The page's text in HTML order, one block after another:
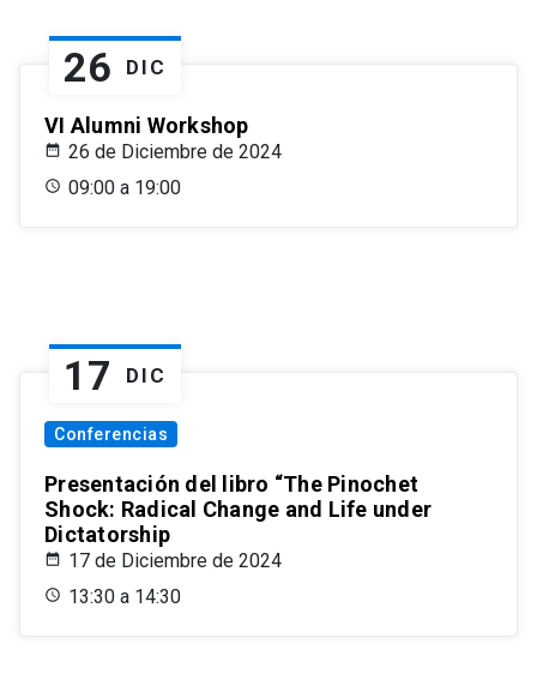
26 DIC
VI Alumni Workshop
26 de Diciembre de 2024
09:00 a 19:00
17 DIC
Conferencias
Presentación del libro “The Pinochet
Shock: Radical Change and Life under
Dictatorship
17 de Diciembre de 2024
13:30 a 14:30